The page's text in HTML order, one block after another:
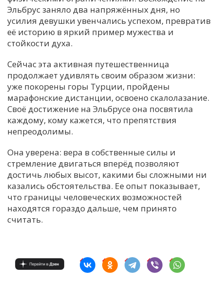
Эльбрус заняло два напряжённых дня, но
усилия девушки увенчались успехом, превратив
её историю в яркий пример мужества и
стойкости духа.
Сейчас эта активная путешественница
продолжает удивлять своим образом жизни:
уже покорены горы Турции, пройдены
марафонские дистанции, освоено скалолазание.
Своё достижение на Эльбрусе она посвятила
каждому, кому кажется, что препятствия
непреодолимы.
Она уверена: вера в собственные силы и
стремление двигаться вперёд позволяют
достичь любых высот, какими бы сложными ни
казались обстоятельства. Ее опыт показывает,
что границы человеческих возможностей
находятся гораздо дальше, чем принято
считать.